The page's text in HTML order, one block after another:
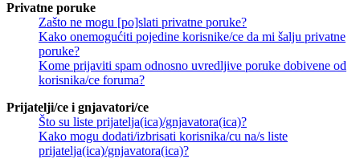
Privatne poruke
Zašto ne mogu [po]slati privatne poruke?
Kako onemogućiti pojedine korisnike/ce da mi šalju privatne
poruke?
Kome prijaviti spam odnosno uvredljive poruke dobivene od
korisnika/ce foruma?
Prijatelji/ce i gnjavatori/ce
Što su liste prijatelja(ica)/gnjavatora(ica)?
Kako mogu dodati/izbrisati korisnika/cu na/s liste
prijatelja(ica)/gnjavatora(ica)?